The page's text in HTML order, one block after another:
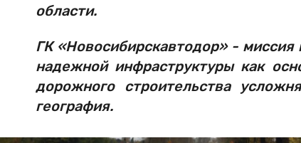
области.
ГК «Новосибирскавтодор» -
надежной инфраструктуры как
дорожного строительства
география.